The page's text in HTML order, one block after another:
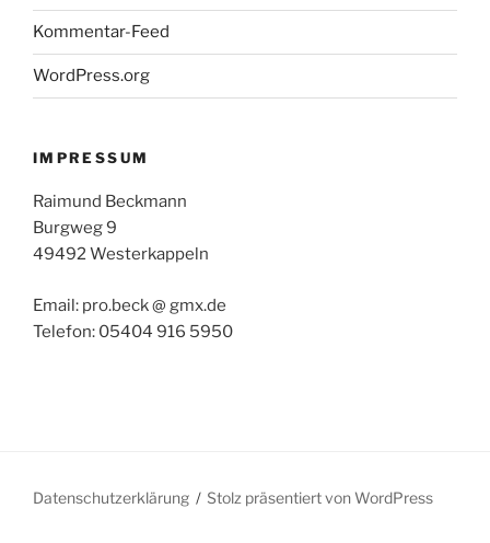
Kommentar-Feed
WordPress.org
IMPRESSUM
Raimund Beckmann
Burgweg 9
49492 Westerkappeln
Email: pro.beck @ gmx.de
Telefon: 05404 916 5950
Datenschutzerklärung Stolz präsentiert von WordPress